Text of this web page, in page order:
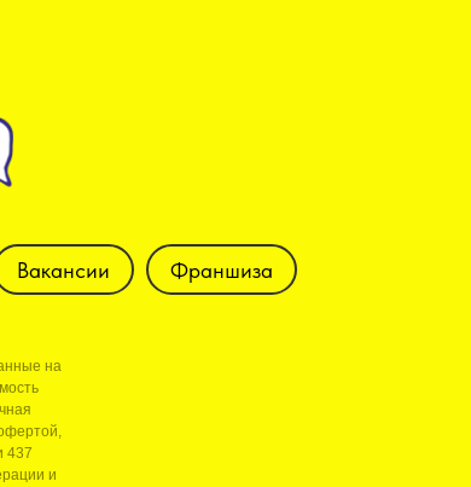
Вакансии Франшиза
на
437
и